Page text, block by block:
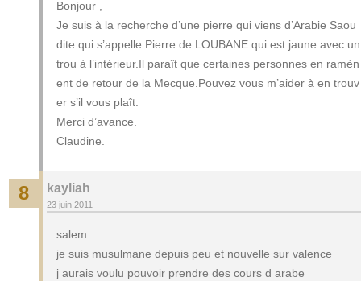
Bonjour ,
Je suis à la recherche d’une pierre qui viens d’Arabie Saou
dite qui s’appelle Pierre de LOUBANE qui est jaune avec un
trou à l’intérieur.Il paraît que certaines personnes en ramèn
ent de retour de la Mecque.Pouvez vous m’aider à en trouv
er s’il vous plaît.
Merci d’avance.
Claudine.
8 kayliah
23 juin 2011
salem
je suis musulmane depuis peu et nouvelle sur valence
j aurais voulu pouvoir prendre des cours d arabe